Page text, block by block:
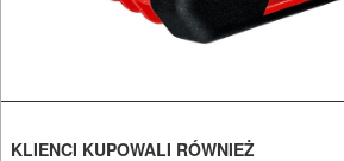
nożyce
KLIENCI KUPOWALI RÓWNIEŻ